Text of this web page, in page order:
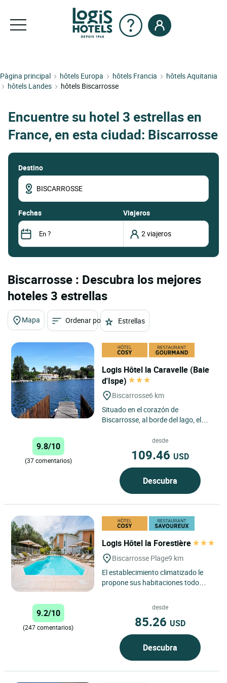
Pàgina principal hôtels Europa hôtels Francia
hôtels Aquitania
hôtels Landes
hôtels Biscarrosse
Encuentre su hotel 3 estrellas en
France, en esta ciudad: Biscarrosse
Destino
fechas Viajeros
Biscarrosse : Descubra los mejores
hoteles 3 estrellas
Mapa Ordenar por Estrellas
Logis Hôtel la Caravelle (Baie
d'Ispe)
Biscarrosse6 km
Situado en el corazón de
Biscarrosse, al borde del lago, el
Caravelle está a dos pasos de...
9.8/10
(37 comentarios)
desde
109.46 USD
Descubra
Logis Hôtel la Forestière
Biscarrosse Plage9 km
El establecimiento climatizado le
propone sus habitaciones todo
dan al jardincito que está...
9.2/10
(247 comentarios)
desde
85.26 USD
Descubra